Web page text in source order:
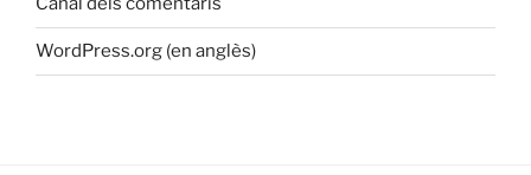
WordPress.org (en anglès)